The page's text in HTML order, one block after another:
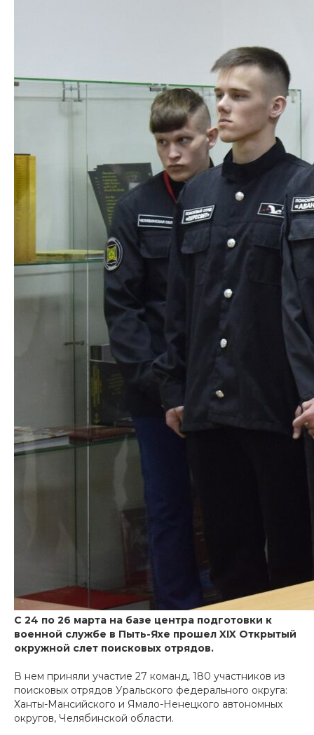
С 24 по 26 марта на базе центра подготовки к
военной службе в Пыть-Яхе прошел XIX Открытый
окружной слет поисковых отрядов.
В нем приняли участие 27 команд, 180 участников из
поисковых отрядов Уральского федерального округа:
Ханты-Мансийского и Ямало-Ненецкого автономных
округов, Челябинской области.